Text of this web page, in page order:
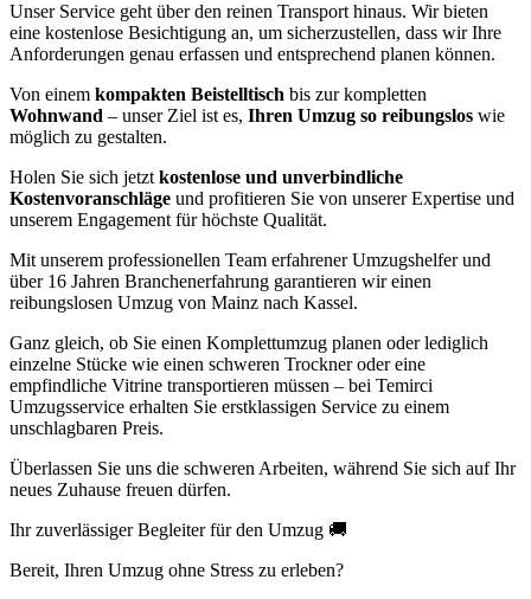
Unser Service geht über den reinen Transport hinaus. Wir bieten
eine kostenlose Besichtigung an, um sicherzustellen, dass wir Ihre
Anforderungen genau erfassen und entsprechend planen können.
Von einem kompakten Beistelltisch bis zur kompletten
Wohnwand – unser Ziel ist es, Ihren Umzug so reibungslos wie
möglich zu gestalten.
Holen Sie sich jetzt kostenlose und unverbindliche
Kostenvoranschläge und profitieren Sie von unserer Expertise und
unserem Engagement für höchste Qualität.
Mit unserem professionellen Team erfahrener Umzugshelfer und
über 16 Jahren Branchenerfahrung garantieren wir einen
reibungslosen Umzug von Mainz nach Kassel.
Ganz gleich, ob Sie einen Komplettumzug planen oder lediglich
einzelne Stücke wie einen schweren Trockner oder eine
empfindliche Vitrine transportieren müssen – bei Temirci
Umzugsservice erhalten Sie erstklassigen Service zu einem
unschlagbaren Preis.
Überlassen Sie uns die schweren Arbeiten, während Sie sich auf Ihr
neues Zuhause freuen dürfen.
Ihr zuverlässiger Begleiter für den Umzug 🚚
Bereit, Ihren Umzug ohne Stress zu erleben?